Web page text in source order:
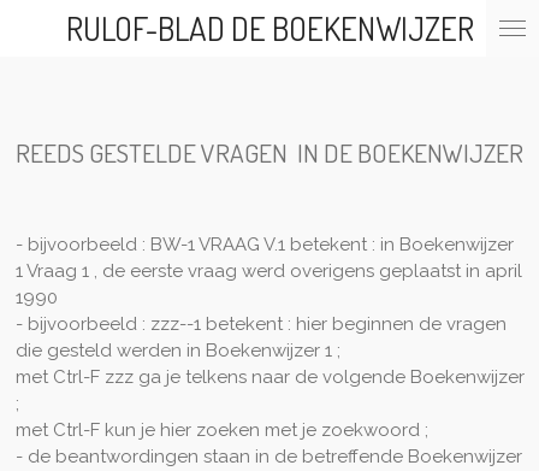
RULOF-BLAD DE BOEKENWIJZER
REEDS GESTELDE VRAGEN IN DE BOEKENWIJZER
- bijvoorbeeld : BW-1 VRAAG V.1 betekent : in Boekenwijzer
1 Vraag 1 , de eerste vraag werd overigens geplaatst in april
1990
- bijvoorbeeld : zzz--1 betekent : hier beginnen de vragen
die gesteld werden in Boekenwijzer 1 ;
met Ctrl-F zzz ga je telkens naar de volgende Boekenwijzer
;
met Ctrl-F kun je hier zoeken met je zoekwoord ;
- de beantwordingen staan in de betreffende Boekenwijzer